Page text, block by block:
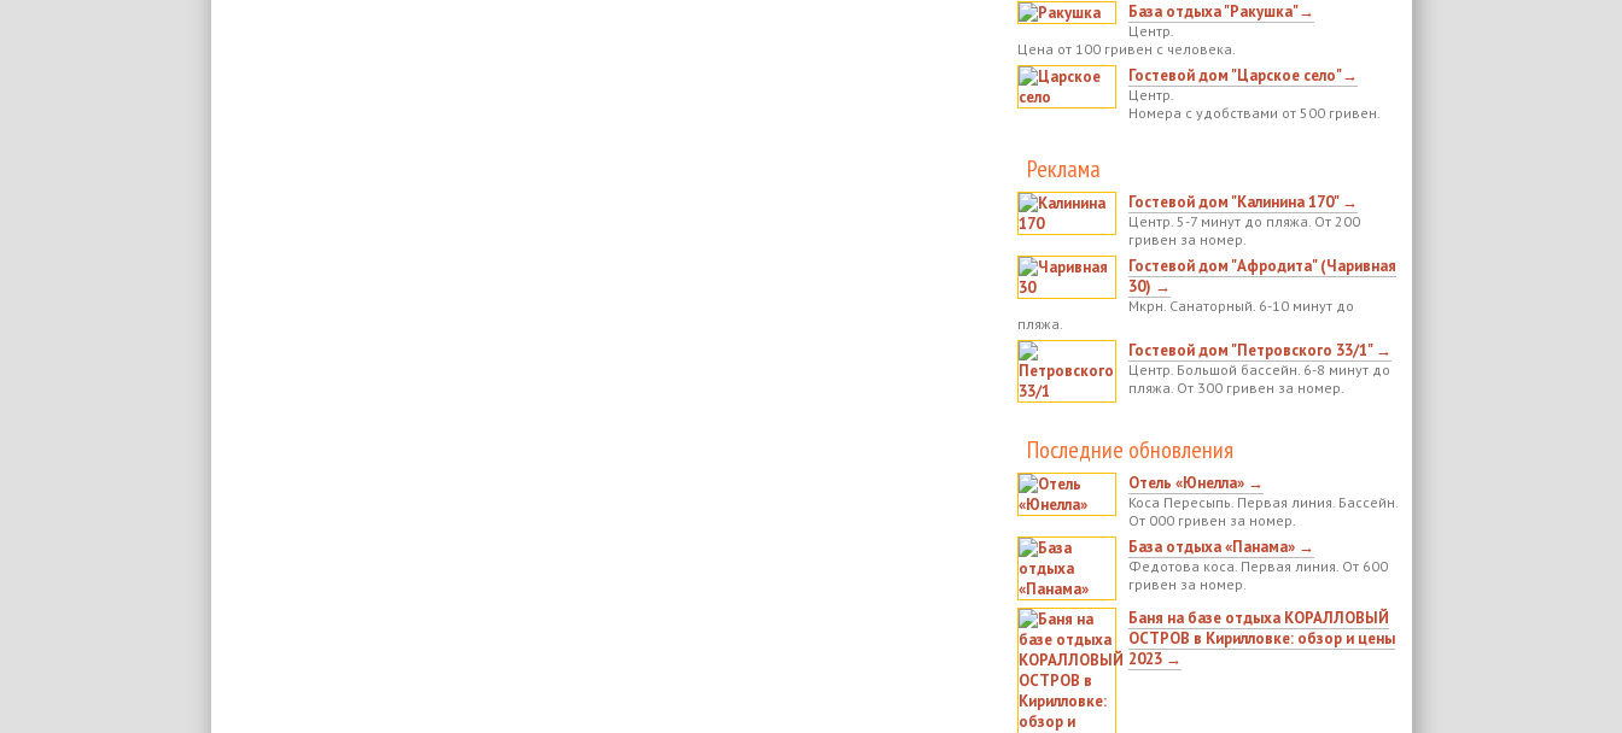
База отдыха "Ракушка"→
Центр.
Цена от 100 гривен с человека.
Гостевой дом "Царское село"→
Центр.
Номера с удобствами от 500 гривен.
Реклама
Гостевой дом "Калинина 170" →
Центр. 5-7 минут до пляжа. От 200
гривен за номер.
Гостевой дом "Афродита" (Чаривная
30) →
Мкрн. Санаторный. 6-10 минут до
пляжа.
Гостевой дом "Петровского 33/1" →
Центр. Большой бассейн. 6-8 минут до
пляжа. От 300 гривен за номер.
Последние обновления
Отель «Юнелла» →
Коса Пересыпь. Первая линия. Бассейн.
От 000 гривен за номер.
База отдыха «Панама» →
Федотова коса. Первая линия. От 600
гривен за номер.
Баня на базе отдыха КОРАЛЛОВЫЙ
ОСТРОВ в Кирилловке: обзор и цены
2023 →